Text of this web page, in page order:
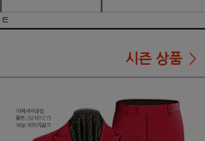
ㅌ
시즌 상품